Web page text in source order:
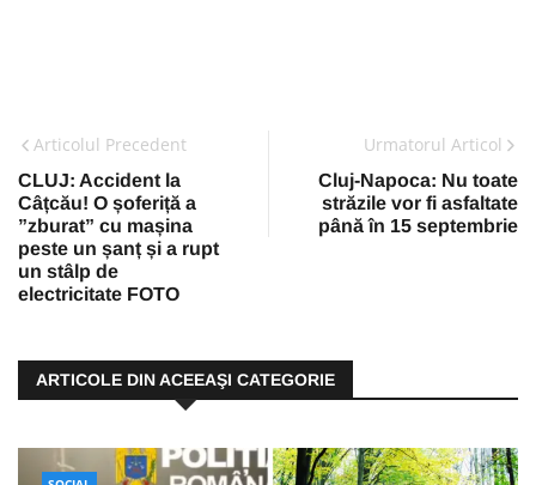
Articolul Precedent
CLUJ: Accident la
Câțcău! O șoferiță a
”zburat” cu mașina
peste un șanț și a rupt
un stâlp de
electricitate FOTO
Urmatorul Articol
Cluj-Napoca: Nu toate
străzile vor fi asfaltate
până în 15 septembrie
ARTICOLE DIN ACEEAŞI CATEGORIE